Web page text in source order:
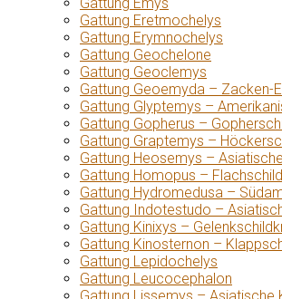
Gattung Eretmochelys
Gattung Erymnochelys
Gattung Geochelone
Gattung Geoclemys
Gattung Geoemyda – Zacken-
Gattung Glyptemys –
Gattung Gopherus –
Gattung Graptemys –
Gattung Heosemys –
Gattung Homopus –
Gattung Hydromedusa –
Gattung Indotestudo –
Gattung Kinixys –
Gattung Kinosternon –
Gattung Lepidochelys
Gattung Leucocephalon